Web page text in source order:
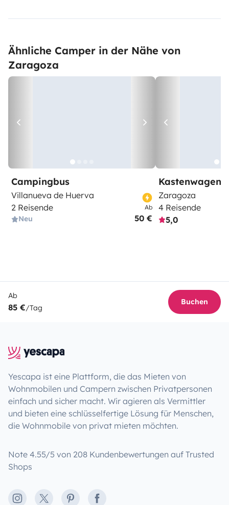
Ähnliche Camper in der Nähe von
Zaragoza
Campingbus
Villanueva de Huerva
2 Reisende
Neu
Ab
50 €
Kastenwagen
Zaragoza
4 Reisende
5,0
Ab
85 €/Tag
Buchen
Yescapa ist eine Plattform, die das Mieten von
Wohnmobilen und Campern zwischen Privatpersonen
einfach und sicher macht. Wir agieren als Vermittler
und bieten eine schlüsselfertige Lösung für Menschen,
die Wohnmobile von privat mieten möchten.
Note 4.55/5 von 208 Kundenbewertungen auf Trusted
Shops
Instagram
X PinterestFacebook